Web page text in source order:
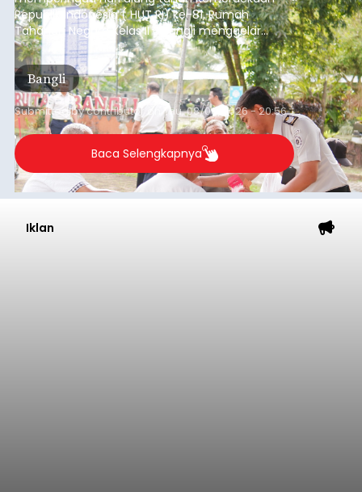
Sambut HUT RI, Rutan Bangli
Gelar Pemeriksaan Kesehatan
Gratis
balitribune.co.id I Bangli -Serangkian
memperingati hari ulang tahun Kemerdekaan
Republik Indonesia ( HUT RI) ke-81, Rumah
Tahanan Negara Kelas II B Bangli menggelar
kegiatan pemeriksaan kesehatan gratis, Rabu
(6/8/2026).